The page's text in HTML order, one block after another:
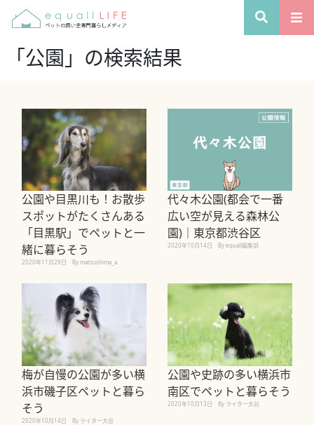
「公園」の検索結果
公園や目黒川も！お散歩
スポットがたくさんある
「目黒駅」でペットと一
緒に暮らそう
2020年11月29日 By matsushima_a
代々木公園(都会で一番
広い空が見える森林公
園)｜東京都渋谷区
2020年10月14日 By equall編集部
梅が自慢の公園が多い横
浜市磯子区ペットと暮ら
そう
2020年10月14日 By ライター大谷
公園や史跡の多い横浜市
南区でペットと暮らそう
2020年10月13日 By ライター大谷